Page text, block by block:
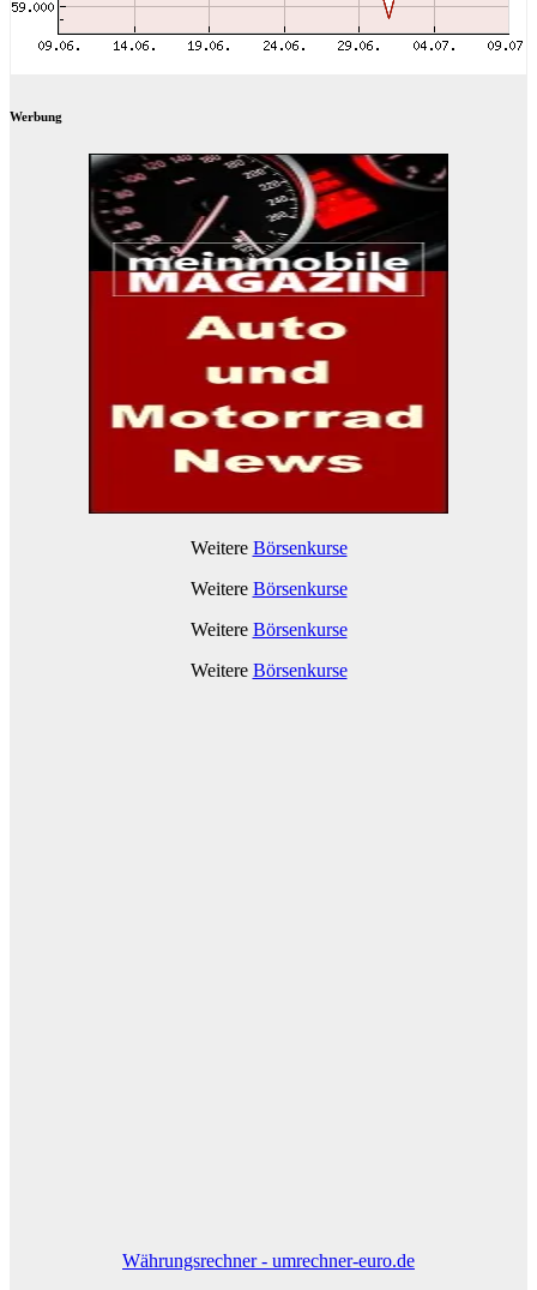
Werbung
Weitere Börsenkurse
Weitere Börsenkurse
Weitere Börsenkurse
Weitere Börsenkurse
Währungsrechner - umrechner-euro.de